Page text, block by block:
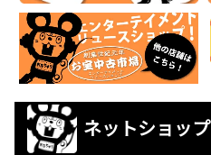
ネットショップ